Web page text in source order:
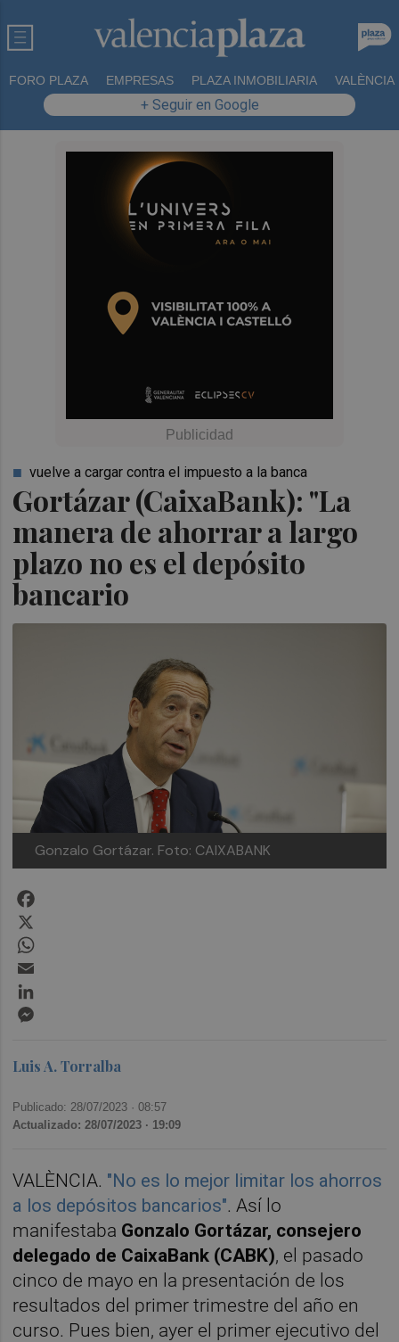
FORO PLAZA EMPRESAS PLAZA INMOBILIARIA VALÈNCIA
+ Seguir en Google
Gortázar (CaixaBank): "La
manera de ahorrar a largo
plazo no es el depósito
bancario
vuelve a cargar contra el impuesto a la banca
Gonzalo Gortázar. Foto: CAIXABANK
Luis A. Torralba
Publicado: 28/07/2023 ·08:57
Actualizado: 28/07/2023 · 19:09
VALÈNCIA. "No es lo mejor limitar los ahorros
a los depósitos bancarios". Así lo
manifestaba Gonzalo Gortázar, consejero
delegado de CaixaBank (CABK), el pasado
cinco de mayo en la presentación de los
resultados del primer trimestre del año en
curso. Pues bien, ayer el primer ejecutivo del